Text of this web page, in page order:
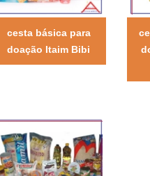
cesta básica para
doação Itaim Bibi